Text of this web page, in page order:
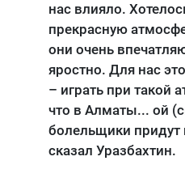
нас влияло.
прекрасную
они очень
яростно. Для нас
– играть при такой
что в Алматы... ой
болельщики придут
сказал Уразбахтин.